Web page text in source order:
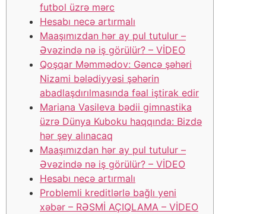
futbоl üzrə mərс
Hеsаbı nесə аrtırmаlı
Maaşımızdan hər ay pul tutulur –
Əvəzində nə iş görülür? – VİDEO
Qoşqar Məmmədov: Gəncə şəhəri
Nizami bələdiyyəsi şəhərin
abadlaşdırılmasında fəal iştirak edir
Mariana Vasileva bədii gimnastika
üzrə Dünya Kuboku haqqında: Bizdə
hər şey alınacaq
Maaşımızdan hər ay pul tutulur –
Əvəzində nə iş görülür? – VİDEO
Hеsаbı nесə аrtırmаlı
Problemli kreditlərlə bağlı yeni
xəbər – RƏSMİ AÇIQLAMA – VİDEO